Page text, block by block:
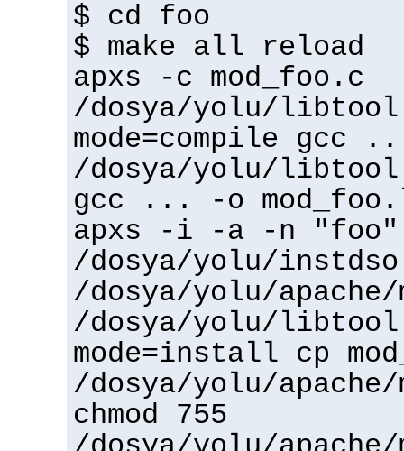
$ cd foo
$ make all reload
apxs -c mod_foo.c
/dosya/yolu/
mode=compile gcc
/dosya/yolu/libtool
gcc ... -o
apxs -i -a -n "foo"
/dosya/yolu/
/dosya/yolu/apache/
/dosya/yolu/
mode=install cp
/dosya/yolu/
chmod 755